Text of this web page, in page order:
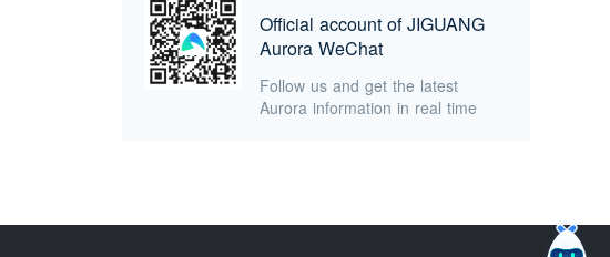
Official account of JIGUANG
Aurora WeChat
Follow us and get the latest
Aurora information in real time